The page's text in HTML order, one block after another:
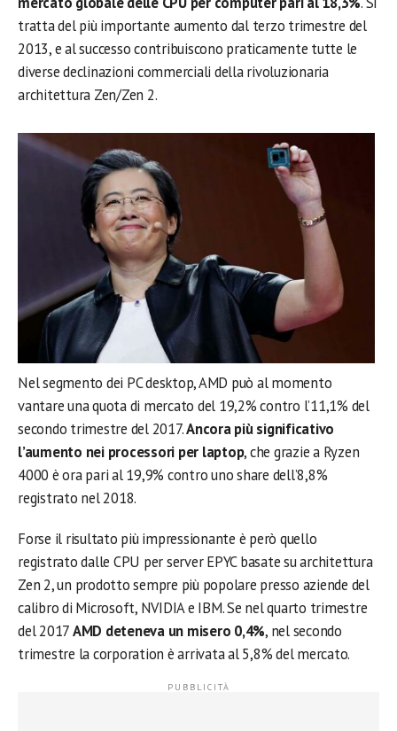
tratta del più importante aumento dal terzo trimestre del
2013, e al successo contribuiscono praticamente tutte le
diverse declinazioni commerciali della rivoluzionaria
architettura Zen/Zen 2.
Nel segmento dei PC desktop, AMD può al momento
vantare una quota di mercato del 19,2% contro l’11,1% del
secondo trimestre del 2017.Ancora più significativo
l’aumento nei processori per laptop, che grazie a Ryzen
4000 è ora pari al 19,9% contro uno share dell’8,8%
registrato nel 2018.
Forse il risultato più impressionante è però quello
registrato dalle CPU per server EPYC basate su architettura
Zen 2, un prodotto sempre più popolare presso aziende del
calibro di Microsoft, NVIDIA e IBM. Se nel quarto trimestre
del 2017AMD deteneva un misero 0,4%, nel secondo
trimestre la corporation è arrivata al 5,8% del mercato.